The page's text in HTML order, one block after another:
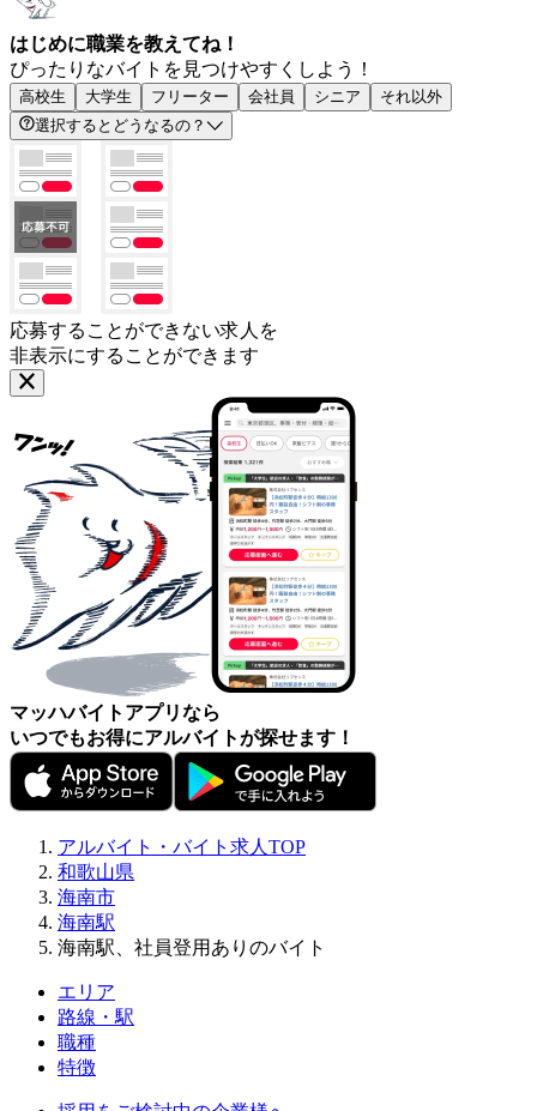
はじめに職業を教えてね！
ぴったりなバイトを見つけやすくしよう！
高校生 大学生 フリーター 会社員 シニア
それ以外
選択するとどうなるの？
応募することができない求人を
非表示にすることができます
マッハバイトアプリなら
いつでもお得にアルバイトが探せます！
アルバイト・バイト求人TOP
和歌山県
海南市
海南駅
海南駅、社員登用ありのバイト
エリア
路線・駅
職種
特徴